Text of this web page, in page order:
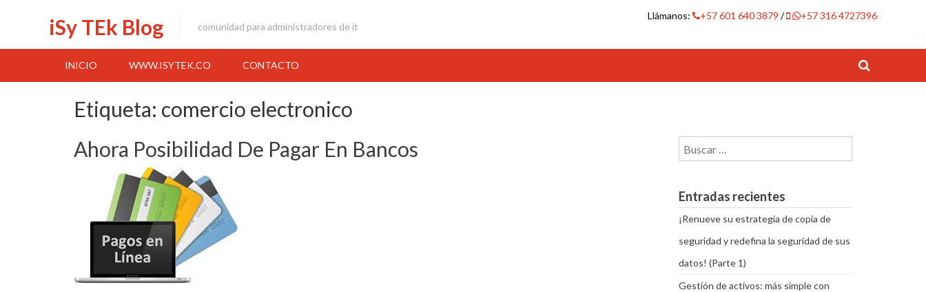
iSy TEk Blog comunidad para administradores de it
Llámanos: +57 601 640 3879 / +57 316 4727396
INICIO WWW.ISYTEK.CO CONTACTO
Etiqueta: comercio electronico
Ahora Posibilidad De Pagar En Bancos
Buscar:
Entradas recientes
¡Renueve su estrategia de copia de
seguridad y redefina la seguridad de sus
datos! (Parte 1)
Gestión de activos: más simple con